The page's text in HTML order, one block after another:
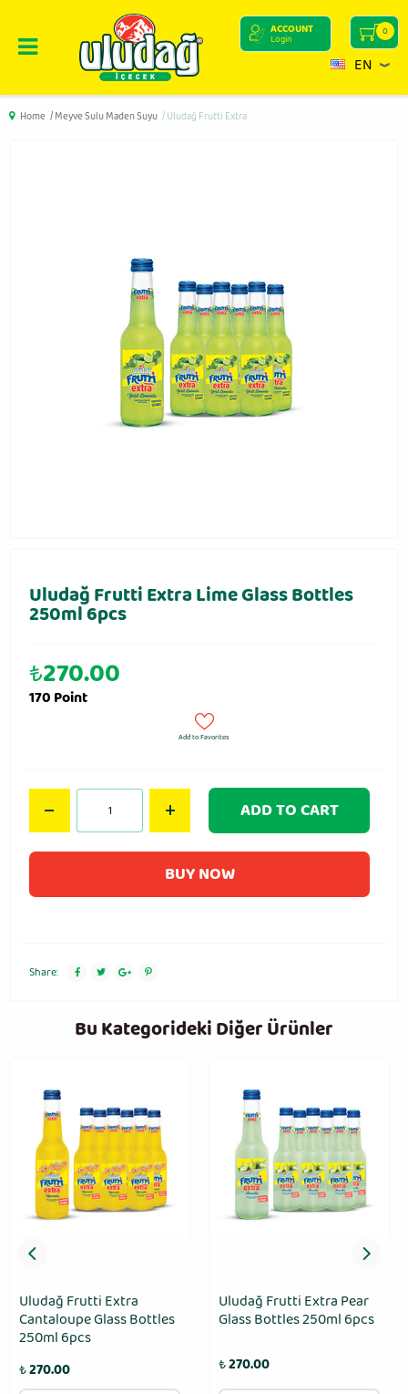
0
ACCOUNT
Login
EN
Home / Meyve Sulu Maden Suyu / Uludağ Frutti Extra
Uludağ Frutti Extra Lime Glass Bottles
250ml 6pcs
₺270.00
170 Point
Add to Favorites
ADD TO CART
BUY NOW
Share:
Bu Kategorideki Diğer Ürünler
Uludağ Frutti Extra
Cantaloupe Glass Bottles
250ml 6pcs
₺270.00
Uludağ Frutti Extra Pear
Glass Bottles 250ml 6pcs
₺270.00